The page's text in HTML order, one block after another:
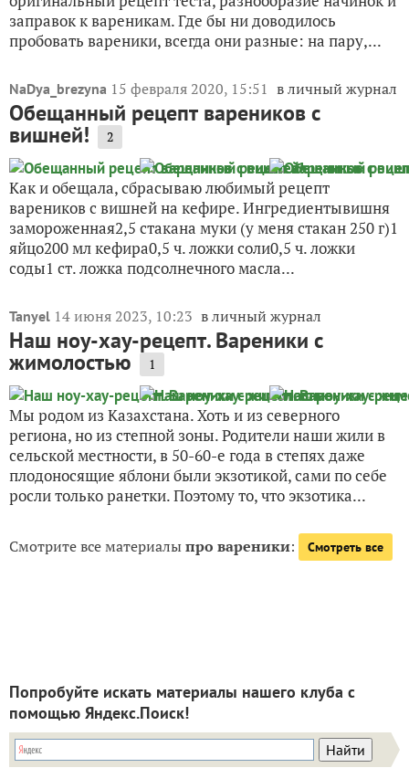
заправок к вареникам. Где бы ни доводилось
пробовать вареники, всегда они разные: на пару,...
NaDya_brezyna 15 февраля 2020, 15:51 в личный журнал
Обещанный рецепт вареников с
вишней! 2
Как и обещала, сбрасываю любимый рецепт
вареников с вишней на кефире. Ингредиентывишня
замороженная2,5 стакана муки (у меня стакан 250 г)1
яйцо200 мл кефира0,5 ч. ложки соли0,5 ч. ложки
соды1 ст. ложка подсолнечного масла...
Tanyel 14 июня 2023, 10:23 в личный журнал
Наш ноу-хау-рецепт. Вареники с
жимолостью 1
Мы родом из Казахстана. Хоть и из северного
региона, но из степной зоны. Родители наши жили в
сельской местности, в 50-60-е года в степях даже
плодоносящие яблони были экзотикой, сами по себе
росли только ранетки. Поэтому то, что экзотика...
Смотрите все материалыпро вареники: Смотреть все
Попробуйте искать материалы нашего клуба с
помощью Яндекс.Поиск!